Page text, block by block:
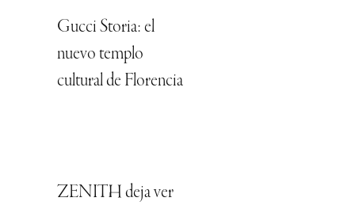
Gucci Storia: el
nuevo templo
cultural de Florencia
ZENITH deja ver